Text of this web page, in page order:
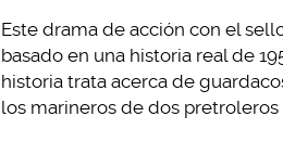
Este drama de acción con el
basado en una historia real de
historia trata acerca de
los marineros de dos